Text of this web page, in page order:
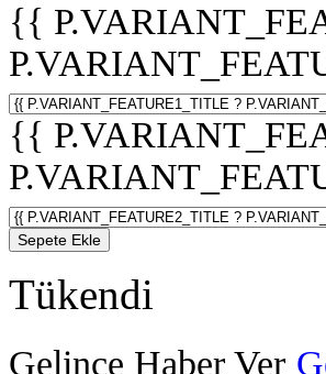
{{
{{
Sepete Ekle
Tükendi
Gelince Haber Ver